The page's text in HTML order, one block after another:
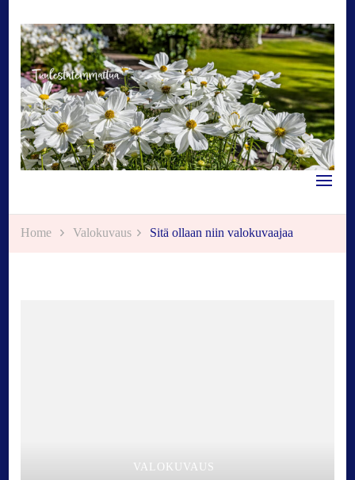
Tuulestatemmattua
Home Valokuvaus Sitä ollaan niin valokuvaajaa
VALOKUVAUS